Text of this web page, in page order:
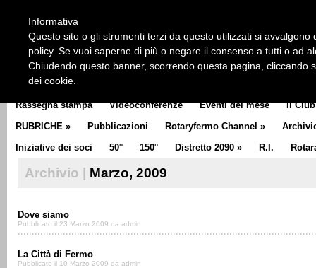
CLUB COMMUNICATOR
Rassegna stampa Videoconferenze Eventi del mese Il Club
RUBRICHE » Pubblicazioni Rotaryfermo Channel »
Iniziative dei soci
50° 150° Distretto 2090 » R.I.
Archivio | Marzo, 2009
Dove siamo
Pubblicato il 23 Marzo 2009 da admin
La Città di Fermo
Pubblicato il 10 Marzo 2009 da admin
Informativa
Questo sito o gli strumenti terzi da questo utilizzati si
policy. Se vuoi saperne di più o negare il consenso a tutti o ad
Chiudendo questo banner, scorrendo questa pagina, cliccando
dei cookie.